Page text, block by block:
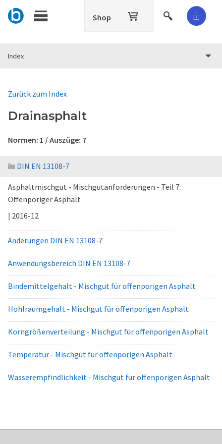
Shop
Index
Zurück zum Index
Drainasphalt
Normen: 1 / Auszüge: 7
DIN EN 13108-7
Asphaltmischgut - Mischgutanforderungen - Teil 7:
Offenporiger Asphalt
| 2016-12
Änderungen DIN EN 13108-7
Anwendungsbereich DIN EN 13108-7
Bindemittelgehalt - Mischgut für offenporigen Asphalt
Hohlraumgehalt - Mischgut für offenporigen Asphalt
Korngrößenverteilung - Mischgut für offenporigen Asphalt
Temperatur - Mischgut für offenporigen Asphalt
Wasserempfindlichkeit - Mischgut für offenporigen Asphalt